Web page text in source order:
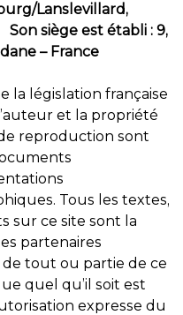
Lanslevillard,
siège est établi : 9,
– France
la législation française
et la propriété
reproduction sont
Tous les textes,
sur ce site sont la
partenaires
tout ou partie de ce
quel qu’il soit est
expresse du